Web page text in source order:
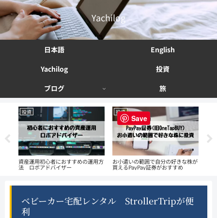
Yachilog
日本語
English
Yachilog
投資
ブログ
旅
投資
資産運用初心者におすすめの運用方
法 ロボアドバイザー
投資
お小遣いの範囲で自分の好きな株が
買えるPayPay証券がおすすめ
ベビーカー宅配レンタル StrollerTripが便
利
Save